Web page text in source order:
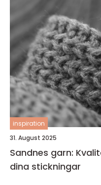
inspiration
31. August 2025
Sandnes garn:
dina stickningar